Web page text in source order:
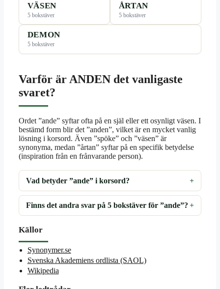
VÄSEN
5 bokstäver
ÅRTAN
5 bokstäver
DEMON
5 bokstäver
Varför är ANDEN det vanligaste
svaret?
Ordet ”ande” syftar ofta på en själ eller ett osynligt väsen. I
bestämd form blir det ”anden”, vilket är en mycket vanlig
lösning i korsord. Även ”spöke” och ”väsen” är
synonyma, medan ”årtan” syftar på en specifik betydelse
(inspiration från en frånvarande person).
Vad betyder ”ande” i korsord?
Finns det andra svar på 5 bokstäver för ”ande”?
Källor
Synonymer.se
Svenska Akademiens ordlista (SAOL)
Wikipedia